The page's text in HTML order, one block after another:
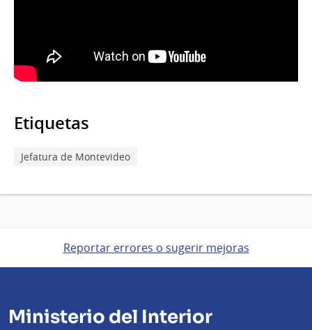
Etiquetas
Jefatura de Montevideo
Reportar errores o sugerir mejoras
Ministerio del Interior